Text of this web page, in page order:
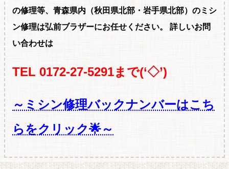
の修理等、青森県内（秋田県北部・岩手県北部）のミシ
ン修理は弘前ブラザーにお任せください。
詳しいお問
い合わせは
TEL 0172-27-5291まで(‘◇’)ゞ
～ミシン修理バックナンバーはこち
らをクリック🌟～